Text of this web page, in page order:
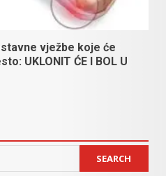
vježbe koje će
UKLONIT ĆE I BOL U
SEARCH